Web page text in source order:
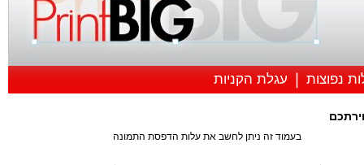
נפוצות עגלת הקניות
בעמוד זה ניתן לחשב את עלות הדפסת התמונה